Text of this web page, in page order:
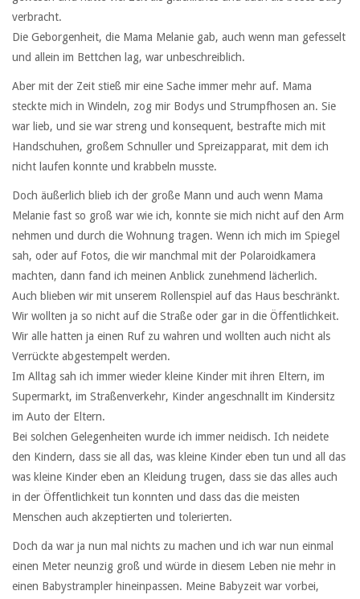
verbracht.
Die Geborgenheit, die Mama Melanie gab, auch wenn man gefesselt
und allein im Bettchen lag, war unbeschreiblich.
Aber mit der Zeit stieß mir eine Sache immer mehr auf. Mama
steckte mich in Windeln, zog mir Bodys und Strumpfhosen an. Sie
war lieb, und sie war streng und konsequent, bestrafte mich mit
Handschuhen, großem Schnuller und Spreizapparat, mit dem ich
nicht laufen konnte und krabbeln musste.
Doch äußerlich blieb ich der große Mann und auch wenn Mama
Melanie fast so groß war wie ich, konnte sie mich nicht auf den Arm
nehmen und durch die Wohnung tragen. Wenn ich mich im Spiegel
sah, oder auf Fotos, die wir manchmal mit der Polaroidkamera
machten, dann fand ich meinen Anblick zunehmend lächerlich.
Auch blieben wir mit unserem Rollenspiel auf das Haus beschränkt.
Wir wollten ja so nicht auf die Straße oder gar in die Öffentlichkeit.
Wir alle hatten ja einen Ruf zu wahren und wollten auch nicht als
Verrückte abgestempelt werden.
Im Alltag sah ich immer wieder kleine Kinder mit ihren Eltern, im
Supermarkt, im Straßenverkehr, Kinder angeschnallt im Kindersitz
im Auto der Eltern.
Bei solchen Gelegenheiten wurde ich immer neidisch. Ich neidete
den Kindern, dass sie all das, was kleine Kinder eben tun und all das
was kleine Kinder eben an Kleidung trugen, dass sie das alles auch
in der Öffentlichkeit tun konnten und dass das die meisten
Menschen auch akzeptierten und tolerierten.
Doch da war ja nun mal nichts zu machen und ich war nun einmal
einen Meter neunzig groß und würde in diesem Leben nie mehr in
einen Babystrampler hineinpassen. Meine Babyzeit war vorbei,